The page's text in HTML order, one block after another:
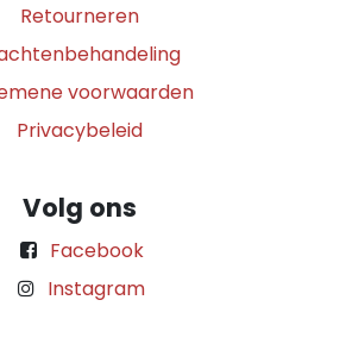
Retourneren
voorwaarden
Privacybeleid
Volg ons
Facebook
Instagram